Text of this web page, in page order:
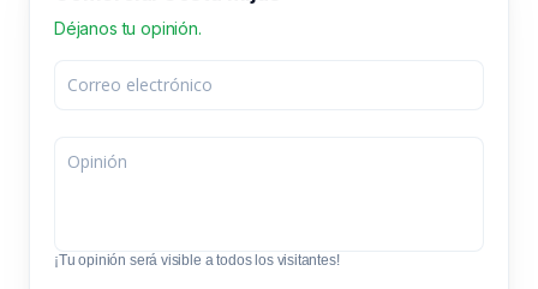
Déjanos tu opinión.
¡Tu opinión será visible a todos los visitantes!